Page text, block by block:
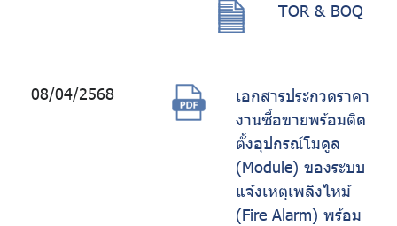
TOR & BOQ
08/04/2568
เอกสารประกวดราคา
งานซื้อขายพร้อมติด
ตั้งอุปกรณ์โมดูล
(Module) ของระบบ
แจ้งเหตุเพลิงไหม้
(Fire Alarm) พร้อม